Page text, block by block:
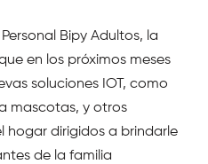
Bipy Adultos, la
en los próximos meses
soluciones IOT, como
mascotas, y otros
hogar dirigidos a brindarle
de la familia